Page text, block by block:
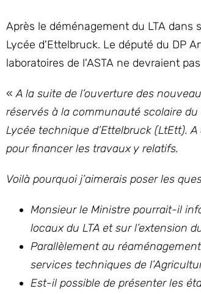
Après le déménagement du LTA
Lycée d'Ettelbruck. Le député du DP
laboratoires de l'ASTA ne devraient
«A la suite de l’ouverture des
réservés à la communauté scolaire
Lycée technique d’Ettelbruck (LtEtt).
pour financer les travaux y relatifs.
Voilà pourquoi j’aimerais poser les
Monsieur le Ministre pourrait-il
locaux du LTA et sur l’extension
Parallèlement au
services techniques de
Est-il possible de présenter les